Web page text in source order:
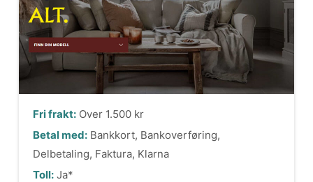
Fri frakt: Over 1.500 kr
Betal med: Bankkort, Bankoverføring,
Delbetaling, Faktura, Klarna
Toll: Ja*